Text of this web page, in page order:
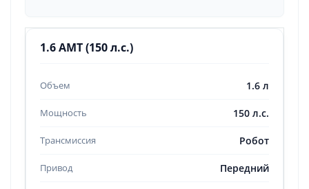
1.6 AMT (150 л.с.)
1.6 л
150 л.с.
Робот
Передний